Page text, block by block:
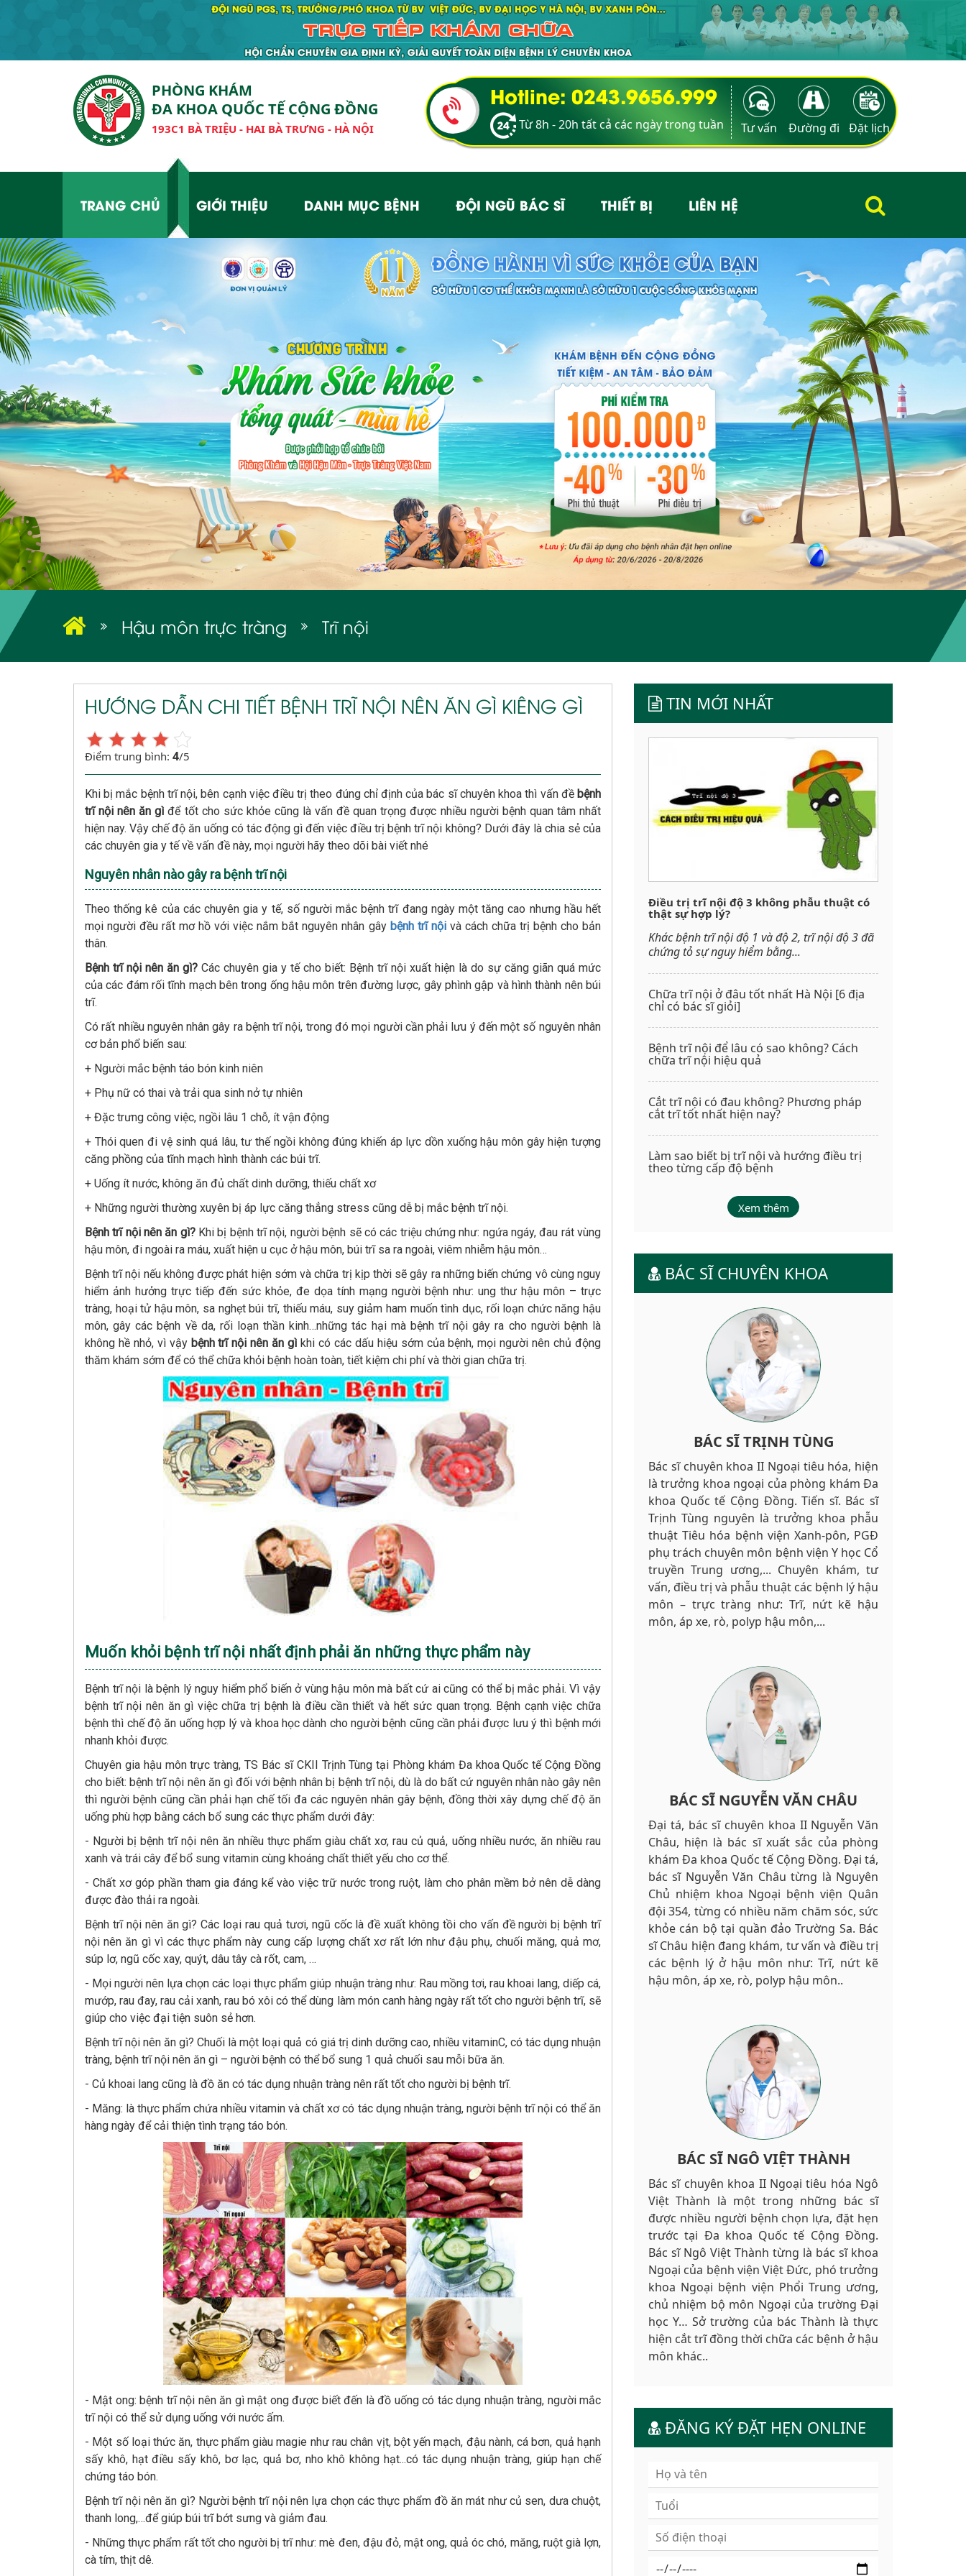
PHÒNG KHÁM
ĐA KHOA QUỐC TẾ CỘNG ĐỒNG
193C1 BÀ TRIỆU - HAI BÀ TRƯNG - HÀ NỘI
Hotline: 0243.9656.999
Từ 8h - 20h tất cả các ngày trong tuần Tư vấn Đường đi Đặt lịch
TRANG CHỦ GIỚI THIỆU DANH MỤC BỆNH ĐỘI NGŨ BÁC SĨ THIẾT BỊ LIÊN HỆ
Hậu môn trực tràng Trĩ nội
HƯỚNG DẪN CHI TIẾT BỆNH TRĨ NỘI NÊN ĂN GÌ KIÊNG GÌ
Điểm trung bình: 4/5
Khi bị mắc bệnh trĩ nội, bên cạnh việc điều trị theo đúng chỉ định của bác sĩ chuyên khoa thì vấn đề bệnh
trĩ nội nên ăn gì để tốt cho sức khỏe cũng là vấn đề quan trọng được nhiều người bệnh quan tâm nhất
hiện nay. Vậy chế độ ăn uống có tác động gì đến việc điều trị bệnh trĩ nội không? Dưới đây là chia sẻ của
các chuyên gia y tế về vấn đề này, mọi người hãy theo dõi bài viết nhé
Nguyên nhân nào gây ra bệnh trĩ nội
Theo thống kê của các chuyên gia y tế, số người mắc bệnh trĩ đang ngày một tăng cao nhưng hầu hết
mọi người đều rất mơ hồ với việc nắm bắt nguyên nhân gây bệnh trĩ nộivà cách chữa trị bệnh cho bản
thân.
Bệnh trĩ nội nên ăn gì? Các chuyên gia y tế cho biết: Bệnh trĩ nội xuất hiện là do sự căng giãn quá mức
của các đám rối tĩnh mạch bên trong ống hậu môn trên đường lược, gây phình gập và hình thành nên búi
trĩ.
Có rất nhiều nguyên nhân gây ra bệnh trĩ nội, trong đó mọi người cần phải lưu ý đến một số nguyên nhân
cơ bản phổ biến sau:
+ Người mắc bệnh táo bón kinh niên
+ Phụ nữ có thai và trải qua sinh nở tự nhiên
+ Đặc trưng công việc, ngồi lâu 1 chỗ, ít vận động
+ Thói quen đi vệ sinh quá lâu, tư thế ngồi không đúng khiến áp lực dồn xuống hậu môn gây hiện tượng
căng phồng của tĩnh mạch hình thành các búi trĩ.
+ Uống ít nước, không ăn đủ chất dinh dưỡng, thiếu chất xơ
+ Những người thường xuyên bị áp lực căng thẳng stress cũng dễ bị mắc bệnh trĩ nội.
Bệnh trĩ nội nên ăn gì?Khi bị bệnh trĩ nội, người bệnh sẽ có các triệu chứng như: ngứa ngáy, đau rát vùng
hậu môn, đi ngoài ra máu, xuất hiện u cục ở hậu môn, búi trĩ sa ra ngoài, viêm nhiễm hậu môn…
Bệnh trĩ nội nếu không được phát hiện sớm và chữa trị kịp thời sẽ gây ra những biến chứng vô cùng nguy
hiểm ảnh hưởng trực tiếp đến sức khỏe, đe dọa tính mạng người bệnh như: ung thư hậu môn – trực
tràng, hoại tử hậu môn, sa nghẹt búi trĩ, thiếu máu, suy giảm ham muốn tình dục, rối loạn chức năng hậu
môn, gây các bệnh về da, rối loạn thần kinh…những tác hại mà bệnh trĩ nội gây ra cho người bệnh là
không hề nhỏ, vì vậy bệnh trĩ nội nên ăn gì khi có các dấu hiệu sớm của bệnh, mọi người nên chủ động
thăm khám sớm để có thể chữa khỏi bệnh hoàn toàn, tiết kiệm chi phí và thời gian chữa trị.
Muốn khỏi bệnh trĩ nội nhất định phải ăn những thực phẩm này
Bệnh trĩ nội là bệnh lý nguy hiểm phổ biến ở vùng hậu môn mà bất cứ ai cũng có thể bị mắc phải. Vì vậy
bệnh trĩ nội nên ăn gì việc chữa trị bệnh là điều cần thiết và hết sức quan trọng. Bệnh cạnh việc chữa
bệnh thì chế độ ăn uống hợp lý và khoa học dành cho người bệnh cũng cần phải được lưu ý thì bệnh mới
nhanh khỏi được.
Chuyên gia hậu môn trực tràng, TS Bác sĩ CKII Trịnh Tùng tại Phòng khám Đa khoa Quốc tế Cộng Đồng
cho biết: bệnh trĩ nội nên ăn gì đối với bệnh nhân bị bệnh trĩ nội, dù là do bất cứ nguyên nhân nào gây nên
thì người bệnh cũng cần phải hạn chế tối đa các nguyên nhân gây bệnh, đồng thời xây dựng chế độ ăn
uống phù hợp bằng cách bổ sung các thực phẩm dưới đây:
- Người bị bệnh trĩ nội nên ăn nhiều thực phẩm giàu chất xơ, rau củ quả, uống nhiều nước, ăn nhiều rau
xanh và trái cây để bổ sung vitamin cùng khoáng chất thiết yếu cho cơ thể.
- Chất xơ góp phần tham gia đáng kể vào việc trữ nước trong ruột, làm cho phân mềm bở nên dễ dàng
được đào thải ra ngoài.
Bệnh trĩ nội nên ăn gì? Các loại rau quả tươi, ngũ cốc là đề xuất không tồi cho vấn đề người bị bệnh trĩ
nội nên ăn gì vì các thực phẩm này cung cấp lượng chất xơ rất lớn như đậu phụ, chuối măng, quả mơ,
súp lơ, ngũ cốc xay, quýt, dâu tây cà rốt, cam, …
- Mọi người nên lựa chọn các loại thực phẩm giúp nhuận tràng như: Rau mồng tơi, rau khoai lang, diếp cá,
mướp, rau đay, rau cải xanh, rau bó xôi có thể dùng làm món canh hàng ngày rất tốt cho người bệnh trĩ, sẽ
giúp cho việc đại tiện suôn sẻ hơn.
Bệnh trĩ nội nên ăn gì? Chuối là một loại quả có giá trị dinh dưỡng cao, nhiều vitaminC, có tác dụng nhuận
tràng, bệnh trĩ nội nên ăn gì – người bệnh có thể bổ sung 1 quả chuối sau mỗi bữa ăn.
- Củ khoai lang cũng là đồ ăn có tác dụng nhuận tràng nên rất tốt cho người bị bệnh trĩ.
- Măng: là thực phẩm chứa nhiều vitamin và chất xơ có tác dụng nhuận tràng, người bệnh trĩ nội có thể ăn
hàng ngày để cải thiện tình trạng táo bón.
- Mật ong: bệnh trĩ nội nên ăn gì mật ong được biết đến là đồ uống có tác dụng nhuận tràng, người mắc
trĩ nội có thể sử dụng uống với nước ấm.
- Một số loại thức ăn, thực phẩm giàu magie như rau chân vịt, bột yến mạch, đậu nành, cá bơn, quả hạnh
sấy khô, hạt điều sấy khô, bơ lạc, quả bơ, nho khô không hạt...có tác dụng nhuận tràng, giúp hạn chế
chứng táo bón.
Bệnh trĩ nội nên ăn gì? Người bệnh trĩ nội nên lựa chọn các thực phẩm đồ ăn mát như củ sen, dưa chuột,
thanh long,…để giúp búi trĩ bớt sưng và giảm đau.
- Những thực phẩm rất tốt cho người bị trĩ như: mè đen, đậu đỏ, mật ong, quả óc chó, măng, ruột già lợn,
cà tím, thịt dê.
TIN MỚI NHẤT
Điều trị trĩ nội độ 3 không phẫu thuật có
thật sự hợp lý?
Khác bệnh trĩ nội độ 1 và độ 2, trĩ nội độ 3 đã
chứng tỏ sự nguy hiểm bằng...
Chữa trĩ nội ở đâu tốt nhất Hà Nội [6 địa
chỉ có bác sĩ giỏi]
Bệnh trĩ nội để lâu có sao không? Cách
chữa trĩ nội hiệu quả
Cắt trĩ nội có đau không? Phương pháp
cắt trĩ tốt nhất hiện nay?
Làm sao biết bị trĩ nội và hướng điều trị
theo từng cấp độ bệnh
Xem thêm
BÁC SĨ CHUYÊN KHOA
BÁC SĨ TRỊNH TÙNG
Bác sĩ chuyên khoa II Ngoại tiêu hóa, hiện
là trưởng khoa ngoại của phòng khám Đa
khoa Quốc tế Cộng Đồng. Tiến sĩ. Bác sĩ
Trịnh Tùng nguyên là trưởng khoa phẫu
thuật Tiêu hóa bệnh viện Xanh-pôn, PGĐ
phụ trách chuyên môn bệnh viện Y học Cổ
truyền Trung ương,... Chuyên khám, tư
vấn, điều trị và phẫu thuật các bệnh lý hậu
môn – trực tràng như: Trĩ, nứt kẽ hậu
môn, áp xe, rò, polyp hậu môn,...
BÁC SĨ NGUYỄN VĂN CHÂU
Đại tá, bác sĩ chuyên khoa II Nguyễn Văn
Châu, hiện là bác sĩ xuất sắc của phòng
khám Đa khoa Quốc tế Cộng Đồng. Đại tá,
bác sĩ Nguyễn Văn Châu từng là Nguyên
Chủ nhiệm khoa Ngoại bệnh viện Quân
đội 354, từng có nhiều năm chăm sóc, sức
khỏe cán bộ tại quần đảo Trường Sa. Bác
sĩ Châu hiện đang khám, tư vấn và điều trị
các bệnh lý ở hậu môn như: Trĩ, nứt kẽ
hậu môn, áp xe, rò, polyp hậu môn..
BÁC SĨ NGÔ VIỆT THÀNH
Bác sĩ chuyên khoa II Ngoại tiêu hóa Ngô
Việt Thành là một trong những bác sĩ
được nhiều người bệnh chọn lựa, đặt hẹn
trước tại Đa khoa Quốc tế Cộng Đồng.
Bác sĩ Ngô Việt Thành từng là bác sĩ khoa
Ngoại của bệnh viện Việt Đức, phó trưởng
khoa Ngoại bệnh viện Phổi Trung ương,
chủ nhiệm bộ môn Ngoại của trường Đại
học Y… Sở trường của bác Thành là thực
hiện cắt trĩ đồng thời chữa các bệnh ở hậu
môn khác..
ĐĂNG KÝ ĐẶT HẸN ONLINE